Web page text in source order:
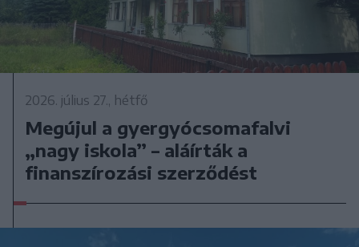
2026. július 27., hétfő
Megújul a gyergyócsomafalvi
„nagy iskola” – aláírták a
finanszírozási szerződést